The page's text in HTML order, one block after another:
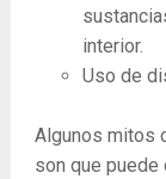
interior.
Uso de
Algunos mitos
son que puede